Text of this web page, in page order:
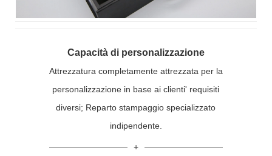
Capacità di personalizzazione
Attrezzatura completamente attrezzata per la
personalizzazione in base ai clienti' requisiti
diversi; Reparto stampaggio specializzato
indipendente.